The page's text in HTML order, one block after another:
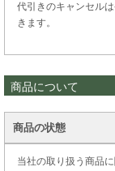
代引きのキャンセル
きます。
商品について
商品の状態
当社の取り扱う商品